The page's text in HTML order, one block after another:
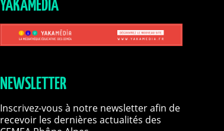
YAKAMÉDIA
NEWSLETTER
Inscrivez-vous à notre newsletter afin de
recevoir les dernières actualités des